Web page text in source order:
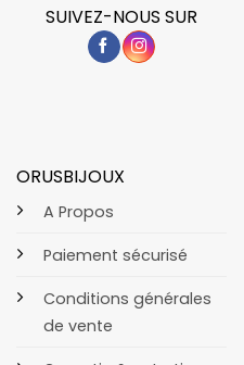
SUIVEZ-NOUS SUR
ORUSBIJOUX
A Propos
Paiement sécurisé
Conditions générales
de vente